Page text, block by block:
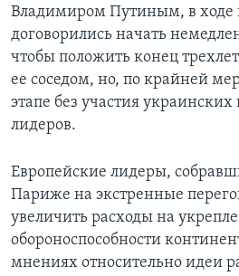
Владимиром Путиным, в ходе
договорились начать
чтобы положить конец
ее соседом, но, по крайней
этапе без участия
лидеров.
Европейские лидеры,
Париже на экстренные
увеличить расходы на
обороноспособности
мнениях относительно идеи